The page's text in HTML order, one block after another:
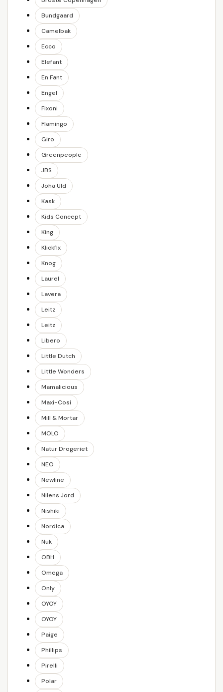
Bundgaard
Camelbak
Ecco
Elefant
En Fant
Engel
Fixoni
Flamingo
Giro
Greenpeople
JBS
Joha Uld
Kask
Kids Concept
King
Klickfix
Knog
Laurel
Lavera
Leitz
Leitz
Libero
Little Dutch
Little Wonders
Mamalicious
Maxi-Cosi
Mill & Mortar
MOLO
Natur Drogeriet
NEO
Newline
Nilens Jord
Nishiki
Nordica
Nuk
OBH
Omega
Only
OYOY
OYOY
Paige
Phillips
Pirelli
Polar